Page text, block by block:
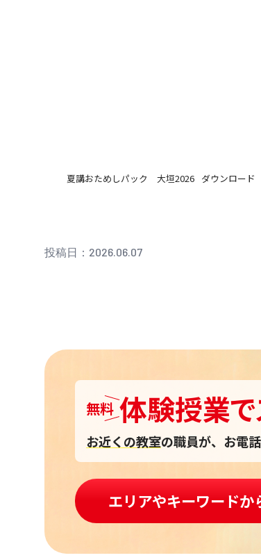
夏講おためしパック 大垣2026 ダウンロード
投稿日：2026.06.07
無料 体験授業で
お近くの教室の職員が、お電
エリアやキーワードか